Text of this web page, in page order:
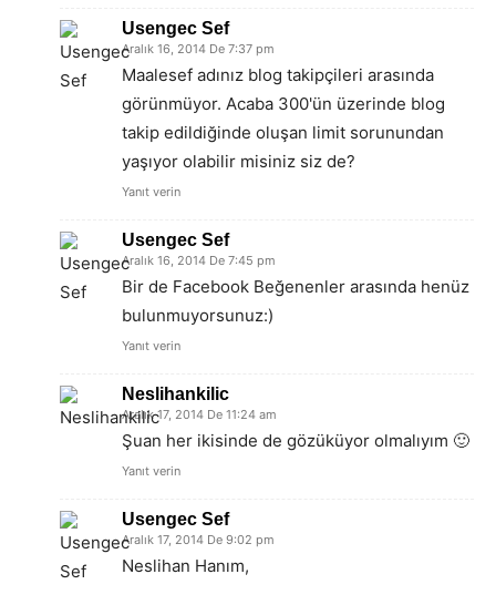
Usengec Sef
Aralık 16, 2014 De 7:37 pm
Maalesef adınız blog takipçileri arasında
görünmüyor. Acaba 300'ün üzerinde blog
takip edildiğinde oluşan limit sorunundan
yaşıyor olabilir misiniz siz de?
Yanıt verin
Usengec Sef
Aralık 16, 2014 De 7:45 pm
Bir de Facebook Beğenenler arasında henüz
bulunmuyorsunuz:)
Yanıt verin
Neslihankilic
Aralık 17, 2014 De 11:24 am
Şuan her ikisinde de gözüküyor olmalıyım 🙂
Yanıt verin
Usengec Sef
Aralık 17, 2014 De 9:02 pm
Neslihan Hanım,